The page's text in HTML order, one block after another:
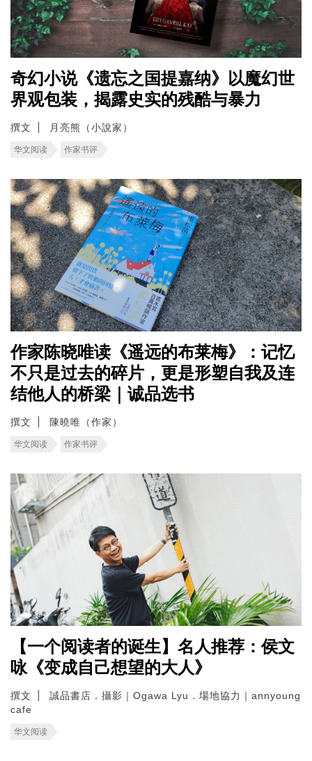
奇幻小说《遗忘之国提嘉纳》以魔幻世
界观包装，揭露史实的残酷与暴力
撰文 月亮熊（小說家）
华文阅读 作家书评
作家陈晓唯读《遥远的布莱梅》：记忆
不只是过去的碎片，更是形塑自我及连
结他人的桥梁｜诚品选书
撰文 陳曉唯（作家）
华文阅读 作家书评
【一个阅读者的诞生】名人推荐：侯文
咏《变成自己想望的大人》
撰文
誠品書店．攝影｜Ogawa Lyu．場地協力｜annyoung
cafe
华文阅读